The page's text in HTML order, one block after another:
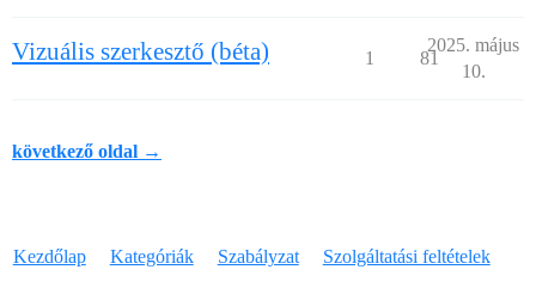
Vizuális szerkesztő (béta) 1 81
2025. május
10.
következő oldal →
Kezdőlap Kategóriák Szabályzat Szolgáltatási feltételek